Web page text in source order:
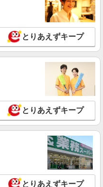
とりあえずキープ
とりあえずキープ
とりあえずキープ